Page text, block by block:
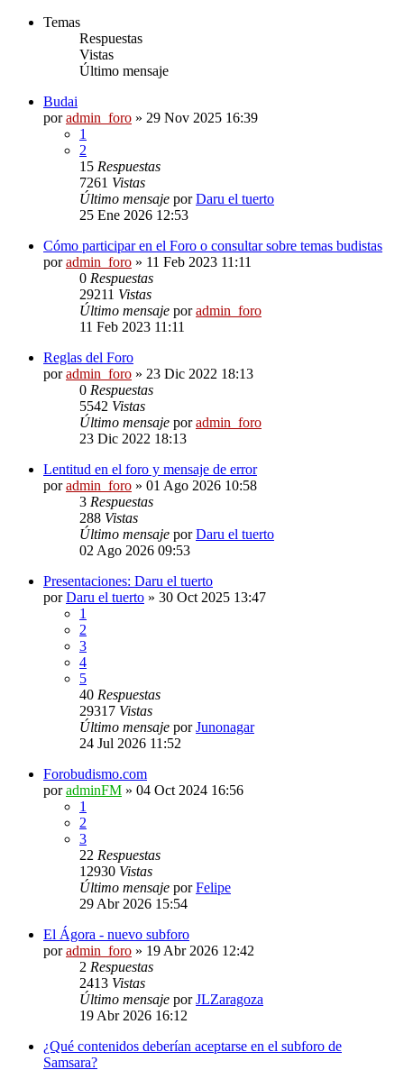
Temas
Respuestas
Vistas
Último mensaje
Budai
poradmin_foro » 29 Nov 2025 16:39
1
2
15 Respuestas
7261 Vistas
Último mensaje porDaru el tuerto
25 Ene 2026 12:53
Cómo participar en el Foro o consultar sobre temas budistas
poradmin_foro » 11 Feb 2023 11:11
0 Respuestas
29211 Vistas
Último mensaje poradmin_foro
11 Feb 2023 11:11
Reglas del Foro
poradmin_foro » 23 Dic 2022 18:13
0 Respuestas
5542 Vistas
Último mensaje poradmin_foro
23 Dic 2022 18:13
Lentitud en el foro y mensaje de error
poradmin_foro » 01 Ago 2026 10:58
3 Respuestas
288 Vistas
Último mensaje porDaru el tuerto
02 Ago 2026 09:53
Presentaciones: Daru el tuerto
porDaru el tuerto » 30 Oct 2025 13:47
1
2
3
4
5
40 Respuestas
29317 Vistas
Último mensaje porJunonagar
24 Jul 2026 11:52
Forobudismo.com
poradminFM » 04 Oct 2024 16:56
1
2
3
22 Respuestas
12930 Vistas
Último mensaje porFelipe
29 Abr 2026 15:54
El Ágora - nuevo subforo
poradmin_foro » 19 Abr 2026 12:42
2 Respuestas
2413 Vistas
Último mensaje porJLZaragoza
19 Abr 2026 16:12
¿Qué contenidos deberían aceptarse en el subforo de
Samsara?